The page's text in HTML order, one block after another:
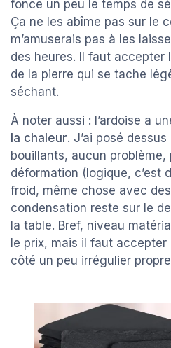
fonce un peu le temps de
Ça ne les abîme pas sur le
m’amuserais pas à les
des heures. Il faut accepter
de la pierre qui se tache
séchant.
À noter aussi : l’ardoise a
la chaleur. J’ai posé
bouillants, aucun
déformation (logique, c’est
froid, même chose avec
condensation reste sur le
la table. Bref, niveau
le prix, mais il faut accepter
côté un peu irrégulier